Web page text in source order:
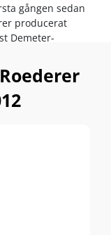
gången sedan
producerat
Demeter-
Noir och 40%
i Montagne de
och
Louis Roederer